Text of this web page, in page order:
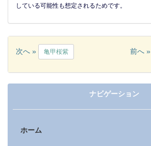
している可能性も想定されるためです。
次へ » 亀甲桜紫 前へ »
ナビゲーション
ホーム